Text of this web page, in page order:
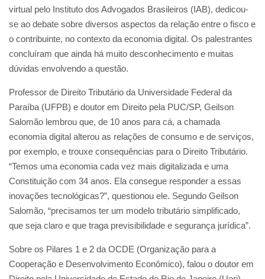
virtual pelo Instituto dos Advogados Brasileiros (IAB), dedicou-
se ao debate sobre diversos aspectos da relação entre o fisco e
o contribuinte, no contexto da economia digital. Os palestrantes
concluíram que ainda há muito desconhecimento e muitas
dúvidas envolvendo a questão.
Professor de Direito Tributário da Universidade Federal da
Paraíba (UFPB) e doutor em Direito pela PUC/SP, Geilson
Salomão lembrou que, de 10 anos para cá, a chamada
economia digital alterou as relações de consumo e de serviços,
por exemplo, e trouxe consequências para o Direito Tributário.
“Temos uma economia cada vez mais digitalizada e uma
Constituição com 34 anos. Ela consegue responder a essas
inovações tecnológicas?”, questionou ele. Segundo Geilson
Salomão, “precisamos ter um modelo tributário simplificado,
que seja claro e que traga previsibilidade e segurança jurídica”.
Sobre os Pilares 1 e 2 da OCDE (Organização para a
Cooperação e Desenvolvimento Econômico), falou o doutor em